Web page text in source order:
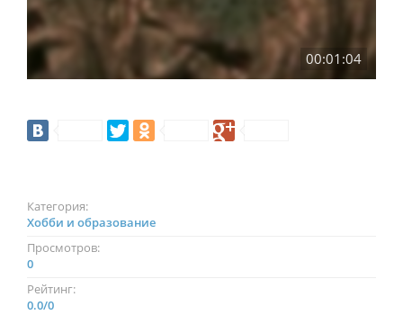
00:01:04
Категория:
Хобби и образование
Просмотров:
0
Рейтинг:
0.0/0